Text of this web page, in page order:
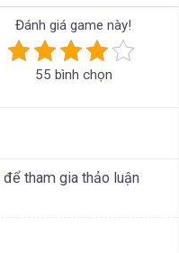
Đánh giá game này!
55 bình chọn
để tham gia thảo luận